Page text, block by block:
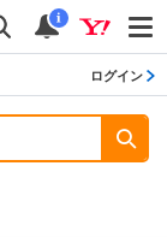
検索
通知
i
ログイン